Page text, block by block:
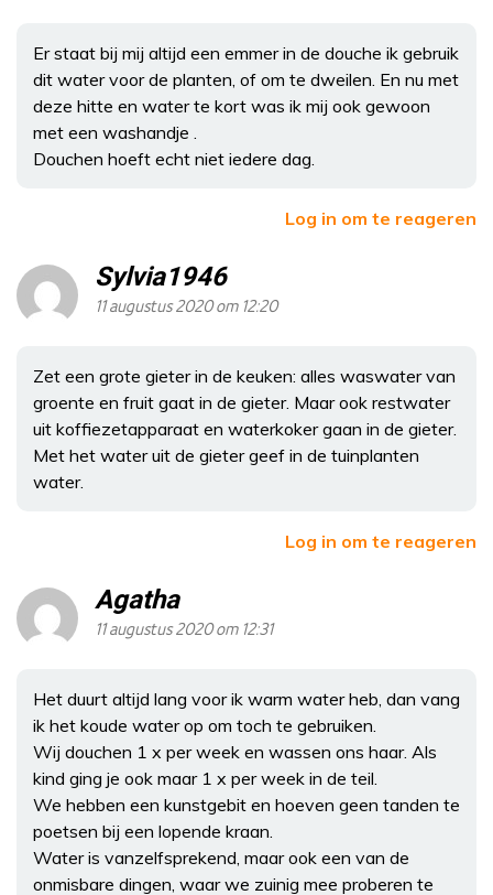
Er staat bij mij altijd een emmer in de douche ik gebruik
dit water voor de planten, of om te dweilen. En nu met
deze hitte en water te kort was ik mij ook gewoon
met een washandje .
Douchen hoeft echt niet iedere dag.
Log in om te reageren
Sylvia1946
11 augustus 2020 om 12:20
Zet een grote gieter in de keuken: alles waswater van
groente en fruit gaat in de gieter. Maar ook restwater
uit koffiezetapparaat en waterkoker gaan in de gieter.
Met het water uit de gieter geef in de tuinplanten
water.
Log in om te reageren
Agatha
11 augustus 2020 om 12:31
Het duurt altijd lang voor ik warm water heb, dan vang
ik het koude water op om toch te gebruiken.
Wij douchen 1 x per week en wassen ons haar. Als
kind ging je ook maar 1 x per week in de teil.
We hebben een kunstgebit en hoeven geen tanden te
poetsen bij een lopende kraan.
Water is vanzelfsprekend, maar ook een van de
onmisbare dingen, waar we zuinig mee proberen te